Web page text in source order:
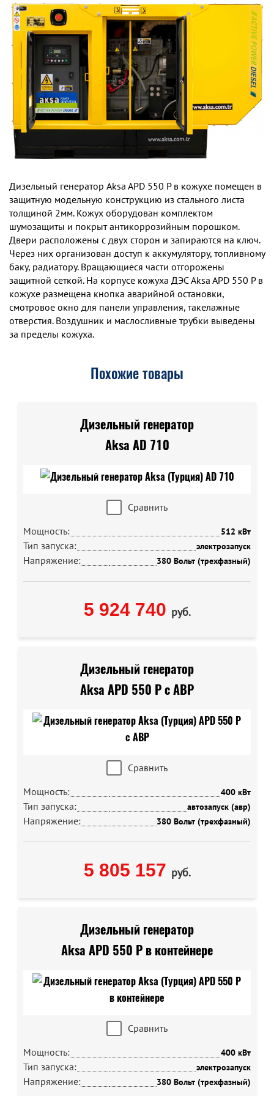
Дизельный генератор Aksa APD 550 P в кожухе помещен в
защитную модельную конструкцию из стального листа
толщиной 2мм. Кожух оборудован комплектом
шумозащиты и покрыт антикоррозийным порошком.
Двери расположены с двух сторон и запираются на ключ.
Через них организован доступ к аккумулятору, топливному
баку, радиатору. Вращающиеся части отгорожены
защитной сеткой. На корпусе кожуха ДЭС Aksa APD 550 P в
кожухе размещена кнопка аварийной остановки,
смотровое окно для панели управления, такелажные
отверстия. Воздушник и маслосливные трубки выведены
за пределы кожуха.
Похожие товары
Дизельный генератор
Aksa AD 710
Сравнить
Мощность:
512 кВт
Тип запуска: электрозапуск
Напряжение: 380 Вольт (трехфазный)
5 924 740 руб.
Дизельный генератор
Aksa APD 550 P с АВР
Сравнить
Мощность:
400 кВт
Тип запуска: автозапуск (авр)
Напряжение: 380 Вольт (трехфазный)
5 805 157 руб.
Дизельный генератор
Aksa APD 550 P в контейнере
Сравнить
Мощность:
400 кВт
Тип запуска: электрозапуск
Напряжение: 380 Вольт (трехфазный)